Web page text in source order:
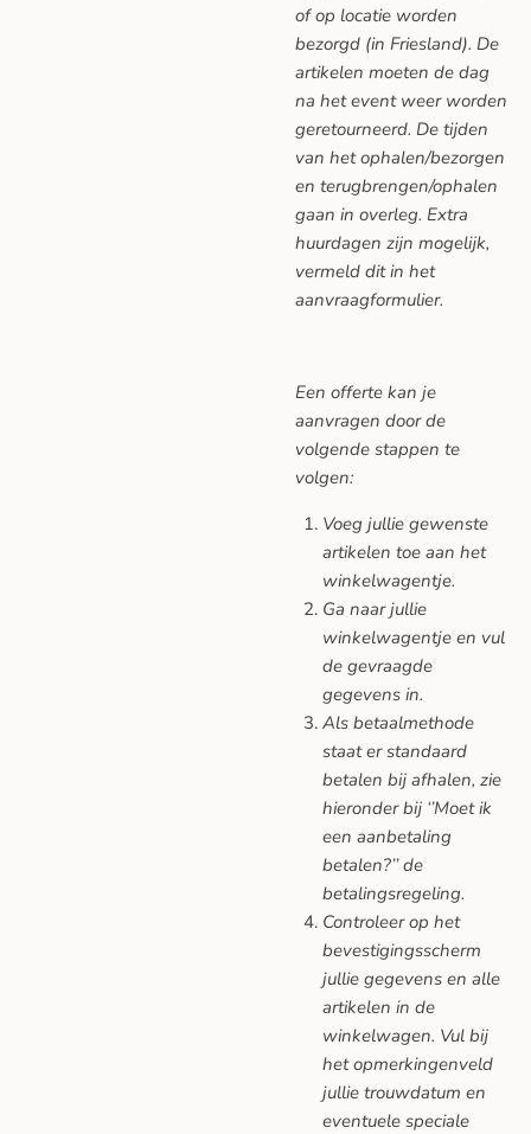
of op locatie worden
bezorgd (in Friesland). De
artikelen moeten de dag
na het event weer worden
geretourneerd. De tijden
van het ophalen/bezorgen
en terugbrengen/ophalen
gaan in overleg. Extra
huurdagen zijn mogelijk,
vermeld dit in het
aanvraagformulier.
Een offerte kan je
aanvragen door de
volgende stappen te
volgen:
Voeg jullie gewenste
artikelen toe aan het
winkelwagentje.
Ga naar jullie
winkelwagentje en vul
de gevraagde
gegevens in.
Als betaalmethode
staat er standaard
betalen bij afhalen, zie
hieronder bij ‘’Moet ik
een aanbetaling
betalen?’’ de
betalingsregeling.
Controleer op het
bevestigingsscherm
jullie gegevens en alle
artikelen in de
winkelwagen. Vul bij
het opmerkingenveld
jullie trouwdatum en
eventuele speciale